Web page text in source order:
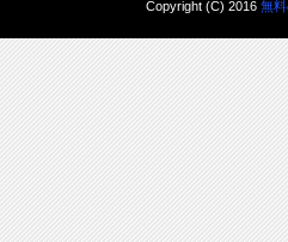
Copyright (C) 2016無